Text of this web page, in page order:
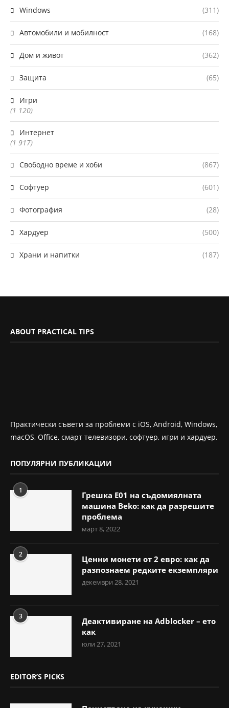
Windows (311)
Автомобили и мобилност (168)
Дом и живот (362)
Защита (65)
Игри
(1 120)
Интернет
(1 917)
Свободно време и хоби (867)
Софтуер (601)
Фотография (28)
Хардуер (500)
Храни и напитки (187)
ABOUT PRACTICAL TIPS
Практически съвети за проблеми с iOS, Android, Windows,
macOS, Office, смарт телевизори, софтуер, игри и хардуер.
ПОПУЛЯРНИ ПУБЛИКАЦИИ
1
Грешка E01 на съдомиялната
машина Beko: как да разрешите
проблема
март 8, 2022
2
Ценни монети от 2 евро: как да
разпознаем редките екземпляри
декември 28, 2021
3
Деактивиране на Adblocker – ето
как
юли 27, 2021
EDITOR’S PICKS